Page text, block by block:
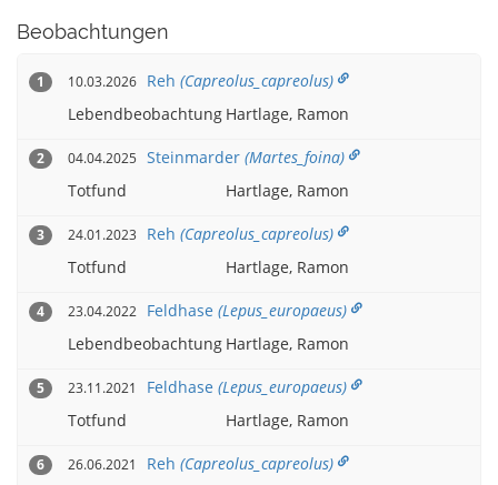
Beobachtungen
1 10.03.2026 Reh(Capreolus_capreolus)
Lebendbeobachtung Hartlage, Ramon
2 04.04.2025 Steinmarder(Martes_foina)
Totfund
Hartlage, Ramon
3 24.01.2023 Reh(Capreolus_capreolus)
Totfund
Hartlage, Ramon
4 23.04.2022 Feldhase(Lepus_europaeus)
Lebendbeobachtung Hartlage, Ramon
5 23.11.2021 Feldhase(Lepus_europaeus)
Totfund
Hartlage, Ramon
6 26.06.2021 Reh(Capreolus_capreolus)